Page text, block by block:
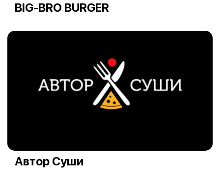
BIG-BRO BURGER
Автор Суши